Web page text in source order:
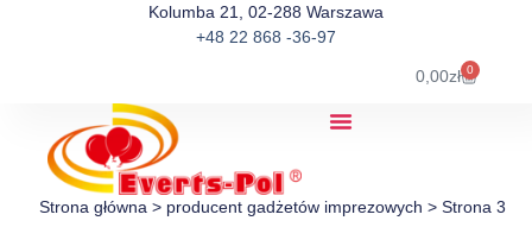
Kolumba 21, 02-288 Warszawa
+48 22 868 -36-97
0,00zł 0
Strona główna > producent gadżetów imprezowych > Strona 3